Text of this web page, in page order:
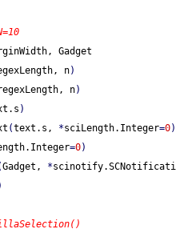
Gadget
n)
n)
)
(text.s, *sciLength.Integer=0)
=0)
Gadget, *